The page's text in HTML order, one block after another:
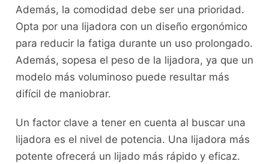
Además, la comodidad debe ser una prioridad.
Opta por una lijadora con un diseño ergonómico
para reducir la fatiga durante un uso prolongado.
Además, sopesa el peso de la lijadora, ya que un
modelo más voluminoso puede resultar más
difícil de maniobrar.
Un factor clave a tener en cuenta al buscar una
lijadora es el nivel de potencia. Una lijadora más
potente ofrecerá un lijado más rápido y eficaz.